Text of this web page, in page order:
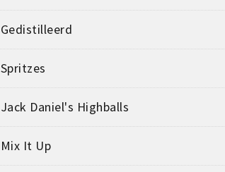
Gedistilleerd
Spritzes
Jack Daniel's Highballs
Mix It Up